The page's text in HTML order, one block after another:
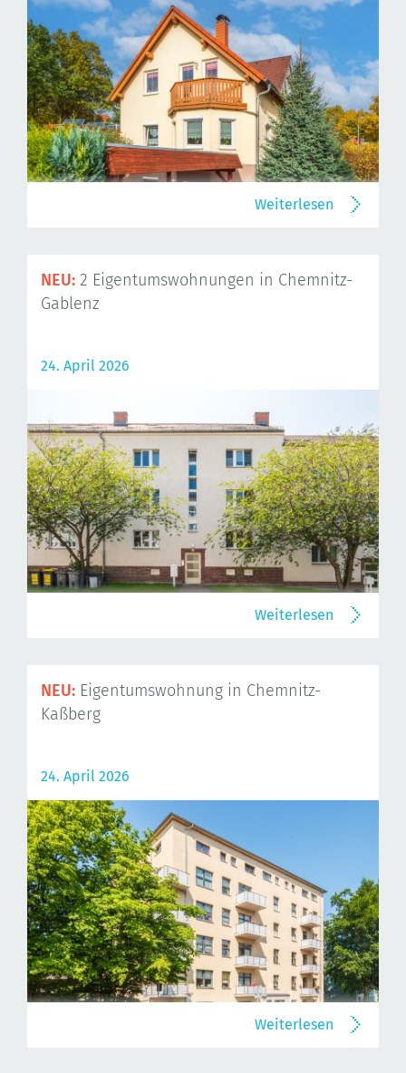
Weiterlesen
NEU: 2 Eigentumswohnungen in Chemnitz-
Gablenz
24. April 2026
Weiterlesen
NEU: Eigentumswohnung in Chemnitz-
Kaßberg
24. April 2026
Weiterlesen